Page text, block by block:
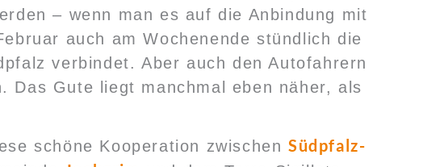
– wenn man es auf die Anbindung mit
auch am Wochenende stündlich die
verbindet. Aber auch den Autofahrern
Das Gute liegt manchmal eben näher, als
schöne Kooperation zwischen Südpfalz-